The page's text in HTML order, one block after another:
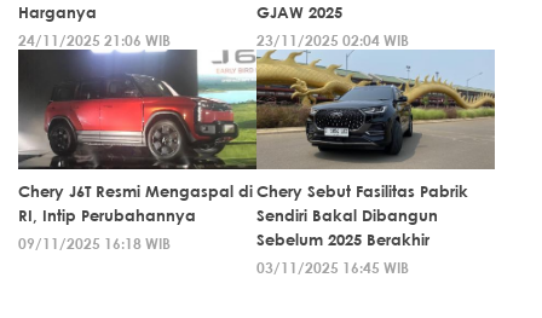
Harganya
24/11/2025 21:06 WIB
GJAW 2025
23/11/2025 02:04 WIB
Chery J6T Resmi Mengaspal di
RI, Intip Perubahannya
09/11/2025 16:18 WIB
Chery Sebut Fasilitas Pabrik
Sendiri Bakal Dibangun
Sebelum 2025 Berakhir
03/11/2025 16:45 WIB